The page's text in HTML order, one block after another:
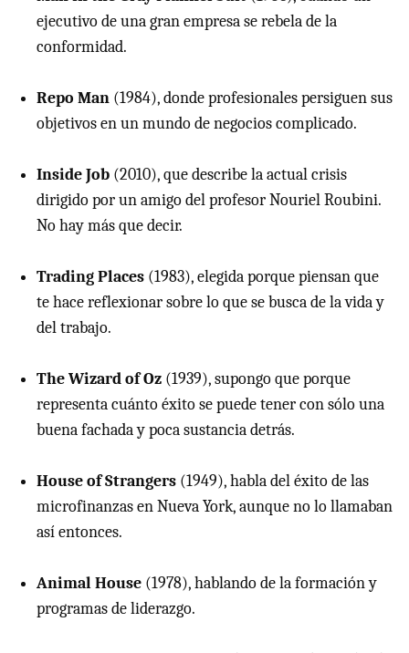
ejecutivo de una gran empresa se rebela de la
conformidad.
Repo Man (1984), donde profesionales persiguen sus
objetivos en un mundo de negocios complicado.
Inside Job (2010), que describe la actual crisis
dirigido por un amigo del profesor Nouriel Roubini.
No hay más que decir.
Trading Places (1983), elegida porque piensan que
te hace reflexionar sobre lo que se busca de la vida y
del trabajo.
The Wizard of Oz (1939), supongo que porque
representa cuánto éxito se puede tener con sólo una
buena fachada y poca sustancia detrás.
House of Strangers (1949), habla del éxito de las
microfinanzas en Nueva York, aunque no lo llamaban
así entonces.
Animal House (1978), hablando de la formación y
programas de liderazgo.